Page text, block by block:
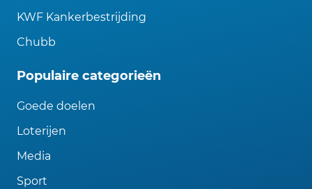
KWF Kankerbestrijding
Chubb
Populaire categorieën
Goede doelen
Loterijen
Media
Sport